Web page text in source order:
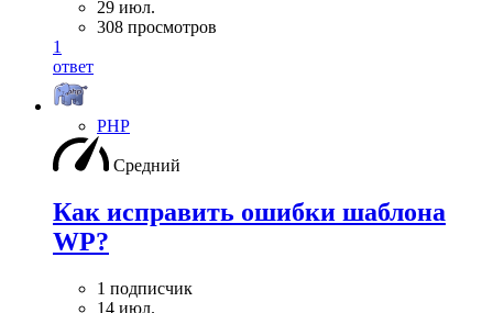
29 июл.
308 просмотров
1
ответ
PHP
Средний
Как исправить ошибки шаблона
WP?
1 подписчик
14 июл.